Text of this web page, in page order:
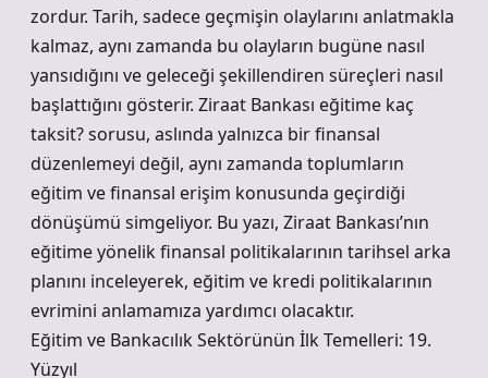
zordur. Tarih, sadece geçmişin olaylarını anlatmakla
kalmaz, aynı zamanda bu olayların bugüne nasıl
yansıdığını ve geleceği şekillendiren süreçleri nasıl
başlattığını gösterir. Ziraat Bankası eğitime kaç
taksit? sorusu, aslında yalnızca bir finansal
düzenlemeyi değil, aynı zamanda toplumların
eğitim ve finansal erişim konusunda geçirdiği
dönüşümü simgeliyor. Bu yazı, Ziraat Bankası’nın
eğitime yönelik finansal politikalarının tarihsel arka
planını inceleyerek, eğitim ve kredi politikalarının
evrimini anlamamıza yardımcı olacaktır.
Eğitim ve Bankacılık Sektörünün İlk Temelleri: 19.
Yüzyıl